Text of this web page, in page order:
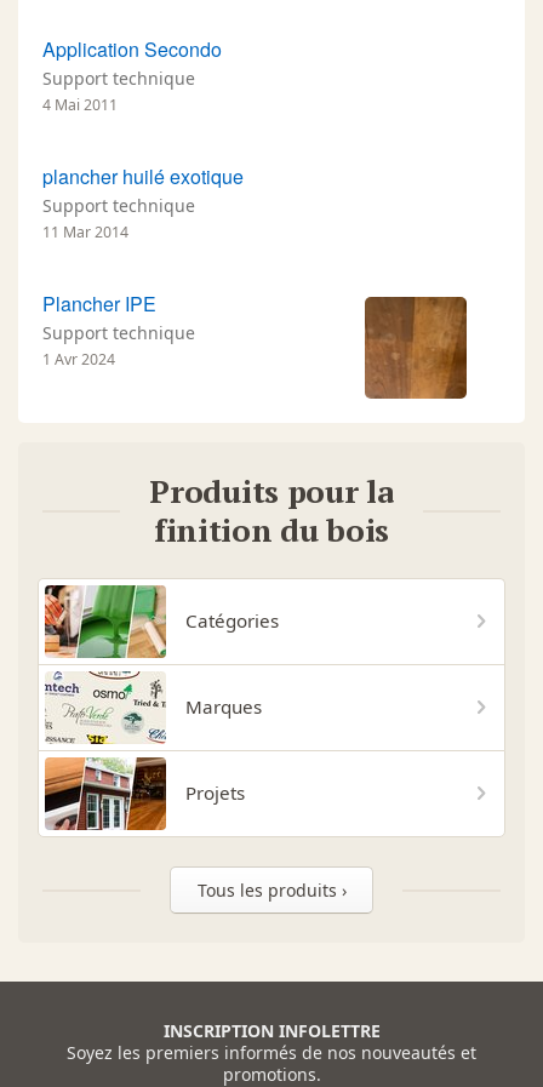
Application Secondo
Support technique
4 Mai 2011
plancher huilé exotique
Support technique
11 Mar 2014
Plancher IPE
Support technique
1 Avr 2024
Produits pour la
finition du bois
Catégories
Marques
Projets
Tous les produits ›
INSCRIPTION INFOLETTRE
Soyez les premiers informés de nos nouveautés et
promotions.